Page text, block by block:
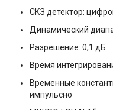
СКЗ детектор:
Динамический
Разрешение: 0,1 дБ
Время
Временные
импульсно